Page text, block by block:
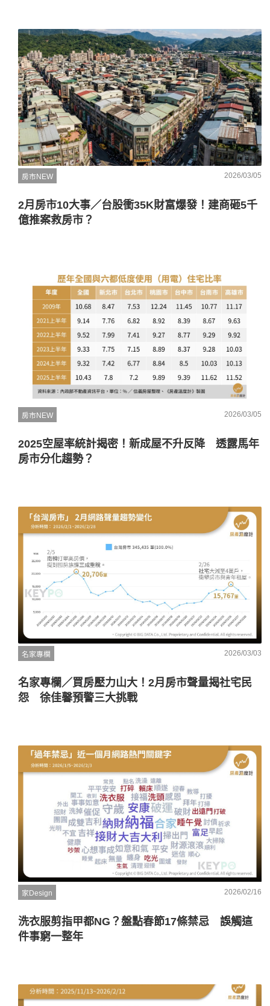
房市NEW 2026/03/05
2月房市10大事／台股衝35K財富爆發！建商砸5千
億推案救房市？
房市NEW 2026/03/05
2025空屋率統計揭密！新成屋不升反降 透露馬年
房市分化趨勢？
名家專欄 2026/03/03
名家專欄／買房壓力山大！2月房市聲量揭社宅民
怨 徐佳馨預警三大挑戰
家Design 2026/02/16
洗衣服剪指甲都NG？盤點春節17條禁忌 誤觸這
件事窮一整年